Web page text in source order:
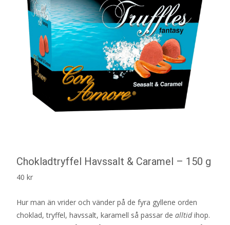
Chokladtryffel Havssalt & Caramel – 150 g
40 kr
Hur man än vrider och vänder på de fyra gyllene orden
choklad, tryffel, havssalt, karamell så passar de alltidihop.